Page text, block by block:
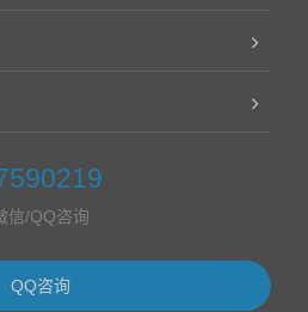
信/QQ咨询
QQ咨询